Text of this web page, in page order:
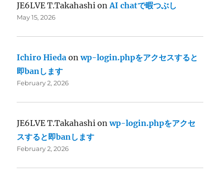
JE6LVE T.Takahashi onAI chatで暇つぶし
May 15, 2026
Ichiro Hieda onwp-login.phpをアクセスすると
即banします
February 2, 2026
JE6LVE T.Takahashi onwp-login.phpをアクセ
スすると即banします
February 2, 2026